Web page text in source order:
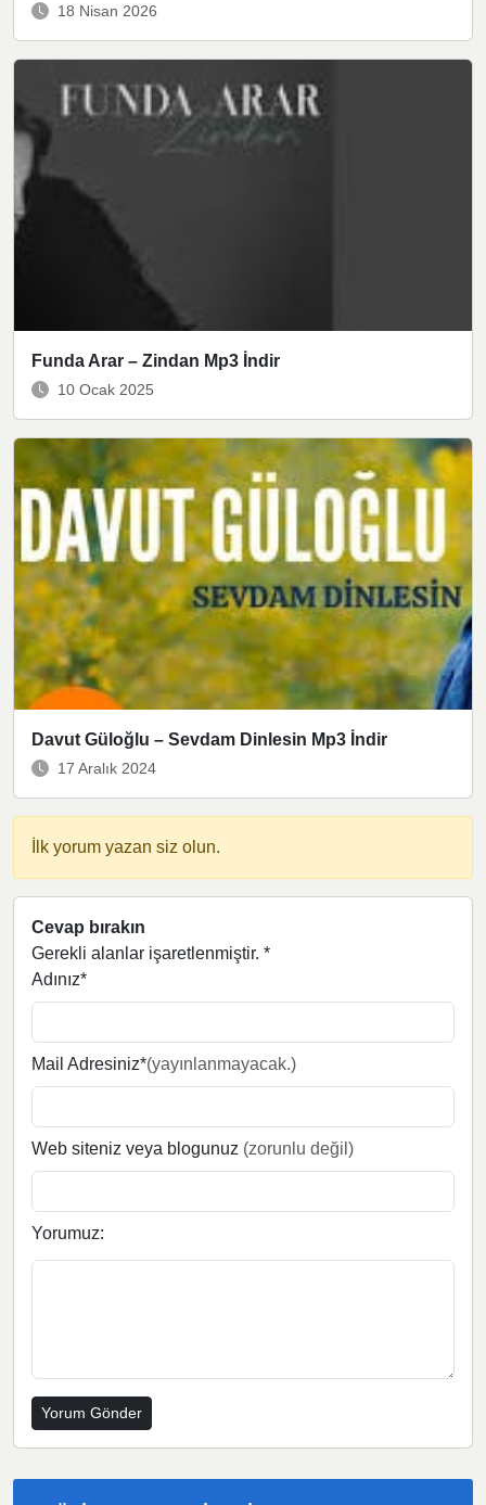
18 Nisan 2026
Funda Arar – Zindan Mp3 İndir
10 Ocak 2025
Davut Güloğlu – Sevdam Dinlesin Mp3 İndir
17 Aralık 2024
İlk yorum yazan siz olun.
Cevap bırakın
Gerekli alanlar işaretlenmiştir. *
Adınız*
Mail Adresiniz*(yayınlanmayacak.)
Web siteniz veya blogunuz (zorunlu değil)
Yorumuz: